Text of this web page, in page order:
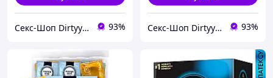
Секс-Шоп Dirtyyy - Включи любовь! 93% Секс-Шоп Dirtyyy - Включи любовь! 93%